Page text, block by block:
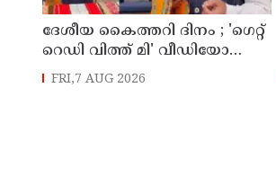
ദേശീയ കൈത്തറി ദിനം ; 'ഗെറ്റ്
റെഡി വിത്ത് മി' വീഡിയോ
പങ്കുവെക്കാൻ
യുവജനങ്ങളോട് അഭ്യർത്ഥിച്ച്
FRI,7 AUG 2026